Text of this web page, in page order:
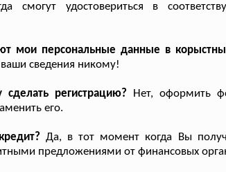
смогут удостовериться в
мои персональные данные в
сведения никому!
регистрацию? Нет, оформить
его.
Да, в тот момент когда Вы
предложениями от финансовых